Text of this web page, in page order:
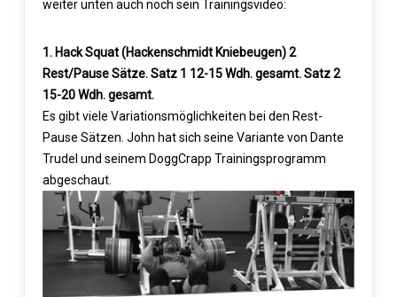
weiter unten auch noch sein Trainingsvideo:
1. Hack Squat (Hackenschmidt Kniebeugen) 2
Rest/Pause Sätze. Satz 1 12-15 Wdh. gesamt. Satz 2
15-20 Wdh. gesamt.
Es gibt viele Variationsmöglichkeiten bei den Rest-
Pause Sätzen. John hat sich seine Variante von Dante
Trudel und seinem DoggCrapp Trainingsprogramm
abgeschaut.